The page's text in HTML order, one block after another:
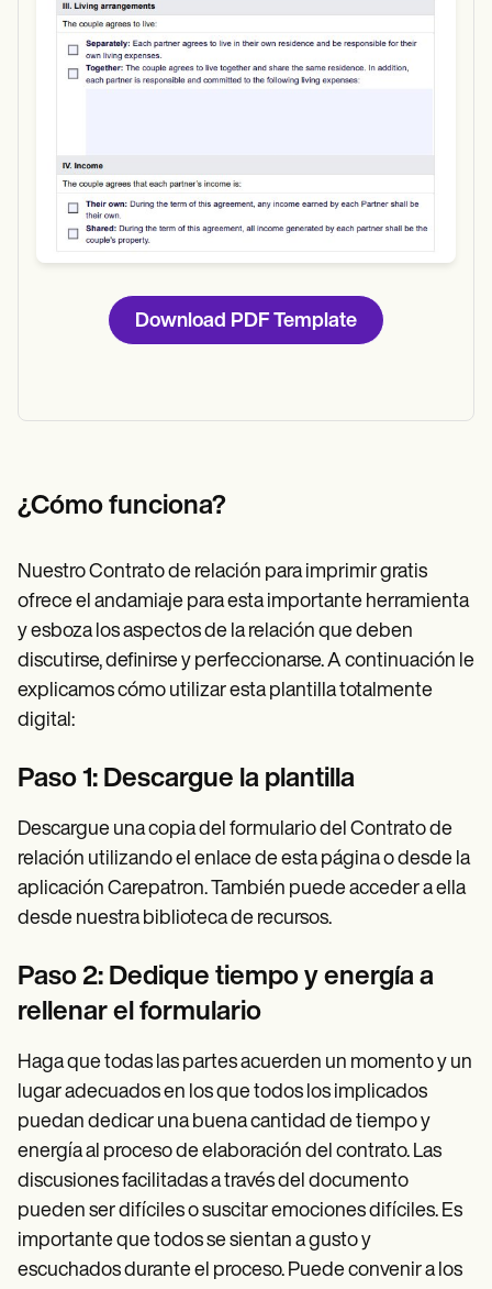
Download PDF Template
¿Cómo funciona?
Nuestro Contrato de relación para imprimir gratis
ofrece el andamiaje para esta importante herramienta
y esboza los aspectos de la relación que deben
discutirse, definirse y perfeccionarse. A continuación le
explicamos cómo utilizar esta plantilla totalmente
digital:
Paso 1: Descargue la plantilla
Descargue una copia del formulario del Contrato de
relación utilizando el enlace de esta página o desde la
aplicación Carepatron. También puede acceder a ella
desde nuestra biblioteca de recursos.
Paso 2: Dedique tiempo y energía a
rellenar el formulario
Haga que todas las partes acuerden un momento y un
lugar adecuados en los que todos los implicados
puedan dedicar una buena cantidad de tiempo y
energía al proceso de elaboración del contrato. Las
discusiones facilitadas a través del documento
pueden ser difíciles o suscitar emociones difíciles. Es
importante que todos se sientan a gusto y
escuchados durante el proceso. Puede convenir a los